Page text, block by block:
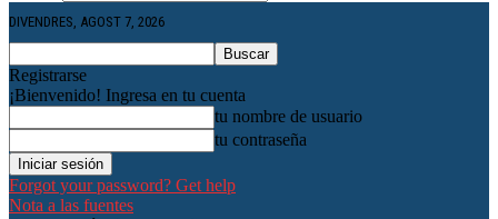
DIVENDRES, AGOST 7, 2026
Registrarse
¡Bienvenido! Ingresa en tu cuenta
tu nombre de usuario
tu contraseña
Forgot your password? Get help
Nota a las fuentes